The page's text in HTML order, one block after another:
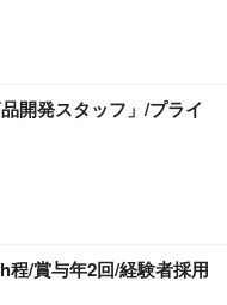
開発スタッフ」/プライ
程/賞与年2回/経験者採用